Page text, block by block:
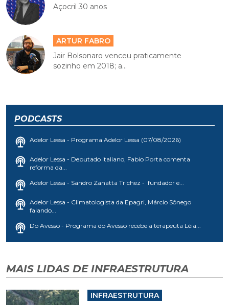
Açocril 30 anos
ARTUR FABRO
Jair Bolsonaro venceu praticamente
sozinho em 2018; a...
PODCASTS
Adelor Lessa - Programa Adelor Lessa (07/08/2026)
Adelor Lessa - Deputado italiano, Fabio Porta comenta
reforma da...
Adelor Lessa - Sandro Zanatta Trichez - fundador e...
Adelor Lessa - Climatologista da Epagri, Márcio Sônego
falando...
Do Avesso - Programa do Avesso recebe a terapeuta Léia...
MAIS LIDAS DE INFRAESTRUTURA
INFRAESTRUTURA